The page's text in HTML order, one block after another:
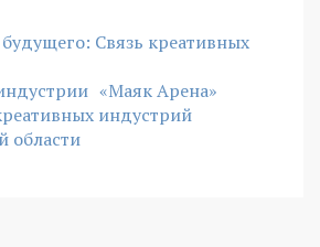
Связь креативных
«Маяк Арена»
индустрий
области